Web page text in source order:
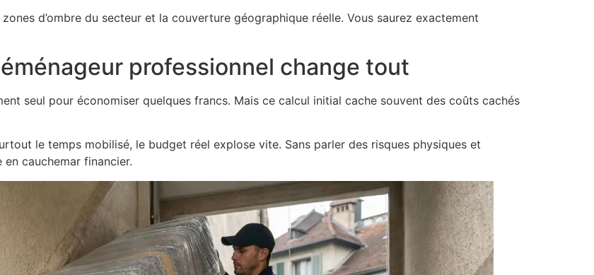
d’ombre du secteur et la couverture géographique réelle. Vous saurez exactement
professionnel change tout
seul pour économiser quelques francs. Mais ce calcul initial cache souvent des coûts cachés
le temps mobilisé, le budget réel explose vite. Sans parler des risques physiques et
cauchemar financier.